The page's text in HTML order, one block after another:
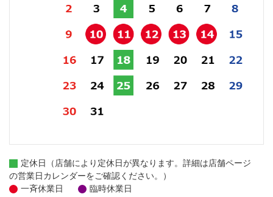
定休日（店舗により定休日が異なります。詳細は店舗ページ
の営業日カレンダーをご確認ください。）
一斉休業日
臨時休業日